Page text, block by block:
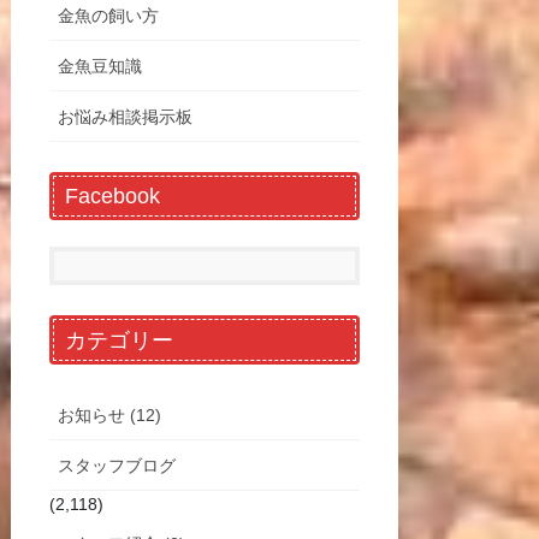
金魚の飼い方
金魚豆知識
お悩み相談掲示板
Facebook
カテゴリー
お知らせ (12)
スタッフブログ
(2,118)